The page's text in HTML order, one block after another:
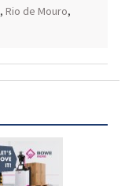
, Rio de Mouro,